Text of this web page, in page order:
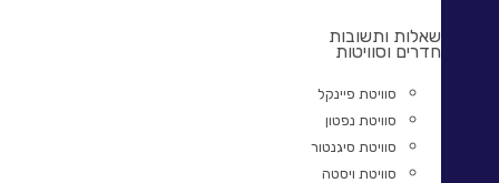
שאלות ותשובות
חדרים וסוויטות
סוויטת פיינקל
סוויטת נפטון
סוויטת סיגנטור
סוויטת ויסטה